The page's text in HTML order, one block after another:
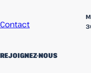
Contact
REJOIGNEZ-NOUS